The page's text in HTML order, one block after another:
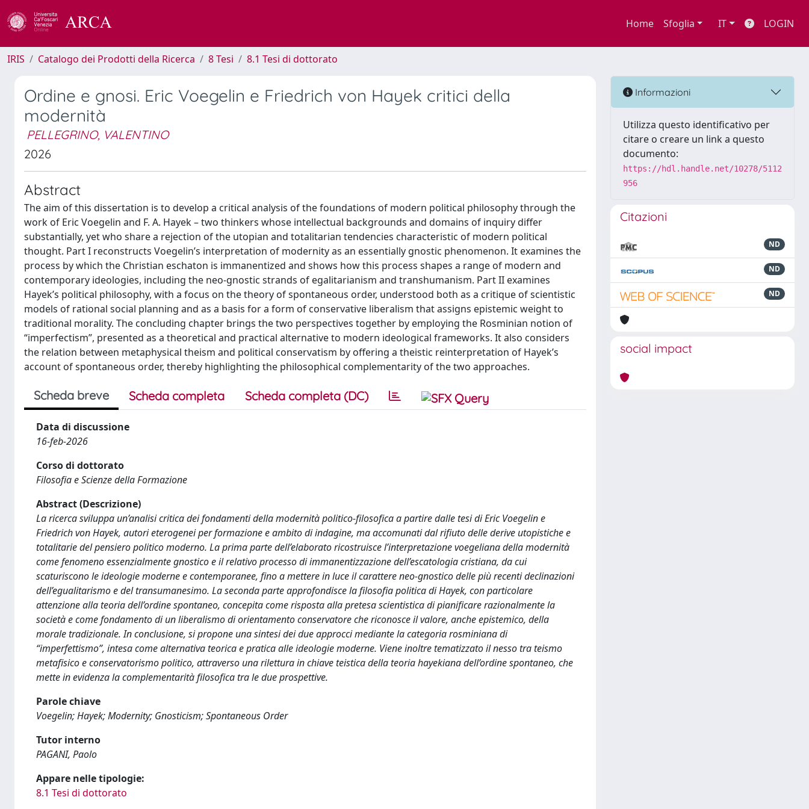
Home Sfoglia IT LOGIN
IRIS Catalogo dei Prodotti della Ricerca 8 Tesi 8.1 Tesi di dottorato
Ordine e gnosi. Eric Voegelin e Friedrich von Hayek critici della
modernità
PELLEGRINO, VALENTINO
2026
Abstract
The aim of this dissertation is to develop a critical analysis of the foundations of modern political philosophy through the
work of Eric Voegelin and F. A. Hayek – two thinkers whose intellectual backgrounds and domains of inquiry differ
substantially, yet who share a rejection of the utopian and totalitarian tendencies characteristic of modern political
thought. Part I reconstructs Voegelin’s interpretation of modernity as an essentially gnostic phenomenon. It examines the
process by which the Christian eschaton is immanentized and shows how this process shapes a range of modern and
contemporary ideologies, including the neo-gnostic strands of egalitarianism and transhumanism. Part II examines
Hayek’s political philosophy, with a focus on the theory of spontaneous order, understood both as a critique of scientistic
models of rational social planning and as a basis for a form of conservative liberalism that assigns epistemic weight to
traditional morality. The concluding chapter brings the two perspectives together by employing the Rosminian notion of
“imperfectism”, presented as a theoretical and practical alternative to modern ideological frameworks. It also considers
the relation between metaphysical theism and political conservatism by offering a theistic reinterpretation of Hayek’s
account of spontaneous order, thereby highlighting the philosophical complementarity of the two approaches.
Scheda breve Scheda completa Scheda completa (DC)
Data di discussione
16-feb-2026
Corso di dottorato
Filosofia e Scienze della Formazione
Abstract (Descrizione)
La ricerca sviluppa un’analisi critica dei fondamenti della modernità politico-filosofica a partire dalle tesi di Eric Voegelin e
Friedrich von Hayek, autori eterogenei per formazione e ambito di indagine, ma accomunati dal rifiuto delle derive utopistiche e
totalitarie del pensiero politico moderno. La prima parte dell’elaborato ricostruisce l’interpretazione voegeliana della modernità
come fenomeno essenzialmente gnostico e il relativo processo di immanentizzazione dell’escatologia cristiana, da cui
scaturiscono le ideologie moderne e contemporanee, fino a mettere in luce il carattere neo-gnostico delle più recenti declinazioni
dell’egualitarismo e del transumanesimo. La seconda parte approfondisce la filosofia politica di Hayek, con particolare
attenzione alla teoria dell’ordine spontaneo, concepita come risposta alla pretesa scientistica di pianificare razionalmente la
società e come fondamento di un liberalismo di orientamento conservatore che riconosce il valore, anche epistemico, della
morale tradizionale. In conclusione, si propone una sintesi dei due approcci mediante la categoria rosminiana di
“imperfettismo”, intesa come alternativa teorica e pratica alle ideologie moderne. Viene inoltre tematizzato il nesso tra teismo
metafisico e conservatorismo politico, attraverso una rilettura in chiave teistica della teoria hayekiana dell’ordine spontaneo, che
mette in evidenza la complementarità filosofica tra le due prospettive.
Parole chiave
Voegelin; Hayek; Modernity; Gnosticism; Spontaneous Order
Tutor interno
PAGANI, Paolo
Appare nelle tipologie:
8.1 Tesi di dottorato
Informazioni
Utilizza questo identificativo per
citare o creare un link a questo
documento:
https://hdl.handle.net/10278/5112
956
Citazioni
ND
ND
ND
social impact